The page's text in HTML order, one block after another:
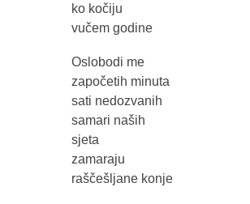
ko kočiju
vučem godine
Oslobodi me
započetih minuta
sati nedozvanih
samari naših
sjeta
zamaraju
raščešljane konje